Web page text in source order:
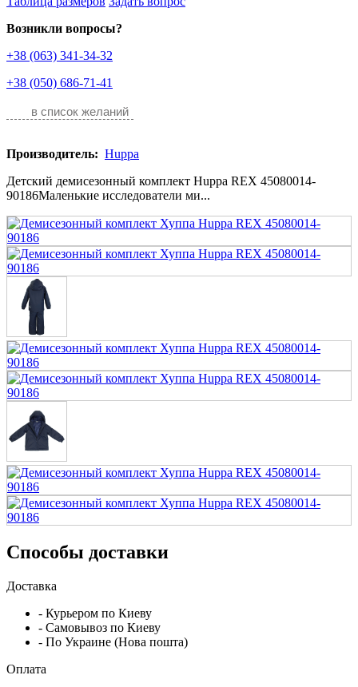
Возникли вопросы?
+38 (063) 341-34-32
+38 (050) 686-71-41
в список желаний
Производитель: Huppa
Детский демисезонный комплект Huppa REX 45080014-
90186Маленькие исследователи ми...
Способы доставки
Доставка
- Курьером по Киеву
- Самовывоз по Киеву
- По Украине (Нова пошта)
Оплата